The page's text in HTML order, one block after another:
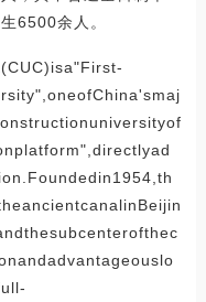
6500余人。